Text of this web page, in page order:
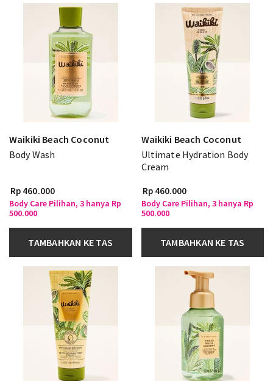
Waikiki Beach Coconut
Body Wash
Rp 460.000
Body Care Pilihan, 3 hanya Rp
500.000
TAMBAHKAN KE TAS
Waikiki Beach Coconut
Ultimate Hydration Body
Cream
Rp 460.000
Body Care Pilihan, 3 hanya Rp
500.000
TAMBAHKAN KE TAS